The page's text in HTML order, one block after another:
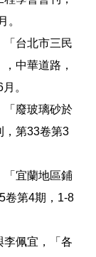
。
「台北市三民
中華道路，
。
「廢玻璃砂於
，第33卷第3
「宜蘭地區鋪
卷第4期，1-8
李佩宜，「各